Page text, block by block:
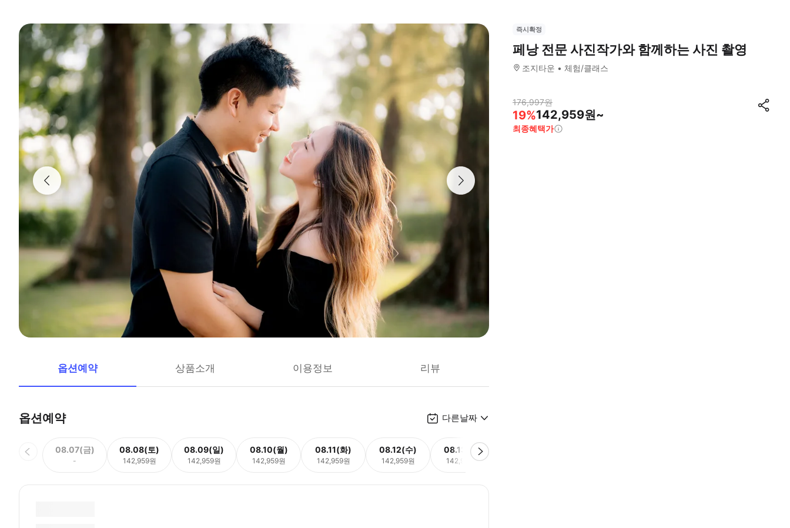
옵션예약 상품소개 이용정보 리뷰
옵션예약 다른날짜
08.07(금)
-
08.08(토)
142,959원
08.09(일)
142,959원
08.10(월)
142,959원
08.11(화)
142,959원
08.12(수)
142,959원
08.13(목)
142,959원
즉시확정
페낭 전문 사진작가와 함께하는 사진 촬영
조지타운 체험/클래스
176,997원
19%142,959원~
최종혜택가